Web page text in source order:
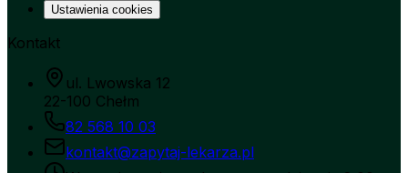
Ustawienia cookies
Kontakt
ul. Lwowska 12
22-100 Chełm
82 568 10 03
kontakt@zapytaj-lekarza.pl